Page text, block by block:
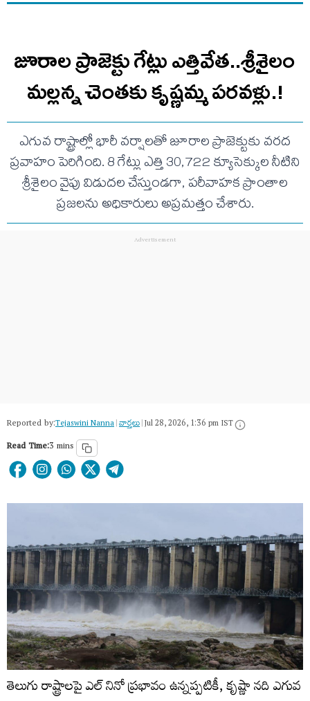
జూరాల ప్రాజెక్టు గేట్లు ఎత్తివేత..శ్రీశైలం
మల్లన్న చెంతకు కృష్ణమ్మ పరవళ్లు.!
ఎగువ రాష్ట్రాల్లో భారీ వర్షాలతో జూరాల ప్రాజెక్టుకు వరద
ప్రవాహం పెరిగింది. 8 గేట్లు ఎత్తి 30,722 క్యూసెక్కుల నీటిని
శ్రీశైలం వైపు విడుదల చేస్తుండగా, పరీవాహక ప్రాంతాల
ప్రజలను అధికారులు అప్రమత్తం చేశారు.
Reported by:Tejaswini Nanna|వార్త‌లు|Jul 28, 2026, 1:36 pm IST
Read Time:3 mins
తెలుగు రాష్ట్రాలపై ఎల్ నినో ప్రభావం ఉన్నప్పటికీ, కృష్ణా నది ఎగువ